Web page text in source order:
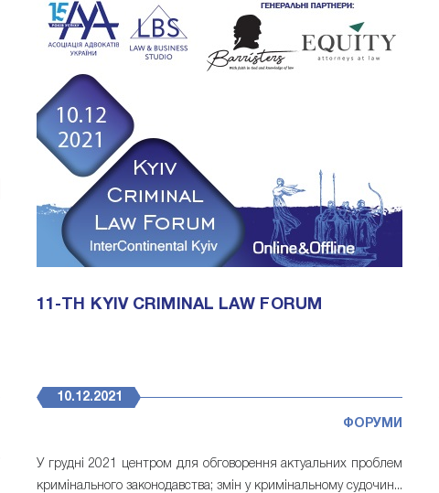
11-TH KYIV CRIMINAL LAW FORUM
10.12.2021
ФОРУМИ
У грудні 2021 центром для обговорення актуальних проблем
кримінального законодавства; змін у кримінальному судочин...